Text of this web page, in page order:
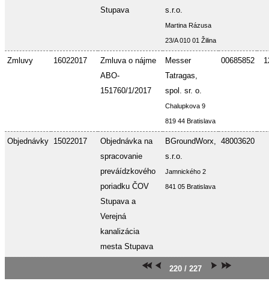
Stupava
s.r.o.
Martina Rázusa
23/A 010 01 Žilina
Zmluvy 16022017
Zmluva o nájme
ABO-
151760/1/2017
Messer
Tatragas,
spol. sr. o.
Chalupkova 9
819 44 Bratislava
00685852
Objednávky 15022017
Objednávka na
spracovanie
preváídzkového
poriadku ČOV
Stupava a
Verejná
kanalizácia
mesta Stupava
BGroundWorx,
s.r.o.
Jamnického 2
841 05 Bratislava
48003620
220 / 227